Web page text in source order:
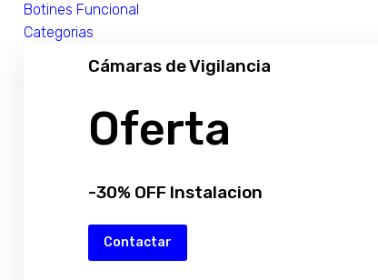
Botines Funcional
Categorias
Cámaras de Vigilancia
Oferta
-30% OFF Instalacion
Contactar